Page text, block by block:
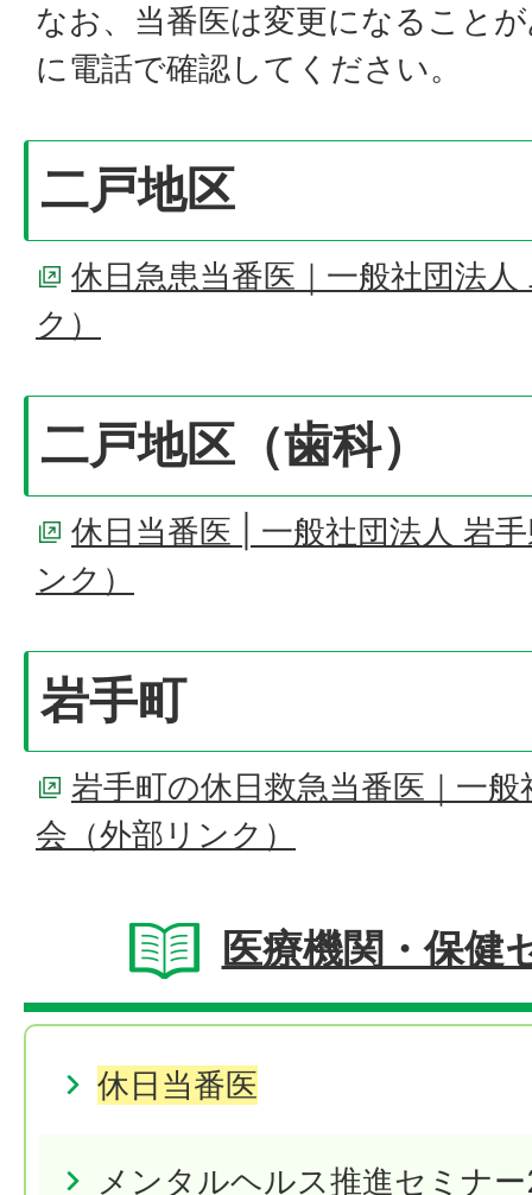
なお、当番医は変更になること
に電話で確認してください。
二戸地区
休日急患当番医｜一般社団法
ク）
二戸地区（歯科）
休日当番医 | 一般社団法人 岩
ンク）
岩手町
岩手町の休日救急当番医｜一
会（外部リンク）
医療機関・保健
休日当番医
メンタルヘルス推進セミナ